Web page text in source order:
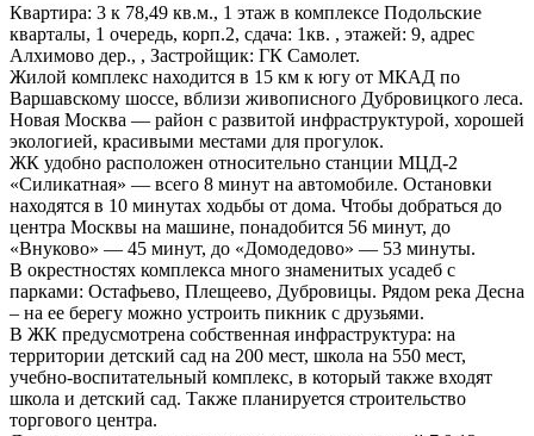
Квартира: 3 к 78,49 кв.м., 1 этаж в комплексе Подольские
кварталы, 1 очередь, корп.2, сдача: 1кв. , этажей: 9, адрес
Алхимово дер., , Застройщик: ГК Самолет.
Жилой комплекс находится в 15 км к югу от МКАД по
Варшавскому шоссе, вблизи живописного Дубровицкого леса.
Новая Москва — район с развитой инфраструктурой, хорошей
экологией, красивыми местами для прогулок.
ЖК удобно расположен относительно станции МЦД-2
«Силикатная» — всего 8 минут на автомобиле. Остановки
находятся в 10 минутах ходьбы от дома. Чтобы добраться до
центра Москвы на машине, понадобится 56 минут, до
«Внуково» — 45 минут, до «Домодедово» — 53 минуты.
В окрестностях комплекса много знаменитых усадеб с
парками: Остафьево, Плещеево, Дубровицы. Рядом река Десна
– на ее берегу можно устроить пикник с друзьями.
В ЖК предусмотрена собственная инфраструктура: на
территории детский сад на 200 мест, школа на 550 мест,
учебно-воспитательный комплекс, в который также входят
школа и детский сад. Также планируется строительство
торгового центра.